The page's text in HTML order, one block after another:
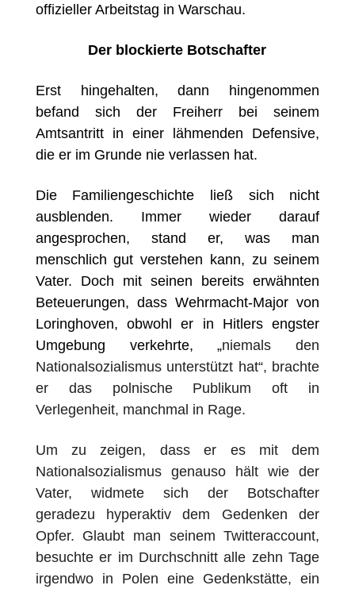
offizieller Arbeitstag in Warschau.
Der blockierte Botschafter
Erst hingehalten, dann hingenommen
befand sich der Freiherr bei seinem
Amtsantritt in einer lähmenden Defensive,
die er im Grunde nie verlassen hat.
Die Familiengeschichte ließ sich nicht
ausblenden. Immer wieder darauf
angesprochen, stand er, was man
menschlich gut verstehen kann, zu seinem
Vater. Doch mit seinen bereits erwähnten
Beteuerungen, dass Wehrmacht-Major von
Loringhoven, obwohl er in Hitlers engster
Umgebung verkehrte, „niemals den
Nationalsozialismus unterstützt hat“, brachte
er das polnische Publikum oft in
Verlegenheit, manchmal in Rage.
Um zu zeigen, dass er es mit dem
Nationalsozialismus genauso hält wie der
Vater, widmete sich der Botschafter
geradezu hyperaktiv dem Gedenken der
Opfer. Glaubt man seinem Twitteraccount,
besuchte er im Durchschnitt alle zehn Tage
irgendwo in Polen eine Gedenkstätte, ein